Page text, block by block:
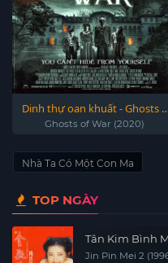
Dinh thự oan khuất - Ghosts
War (2020)
Ghosts of War (2020)
Nhà Ta Có Một Con Ma
TOP NGÀY
Tân Kim Bình
Jin Pin Mei 2